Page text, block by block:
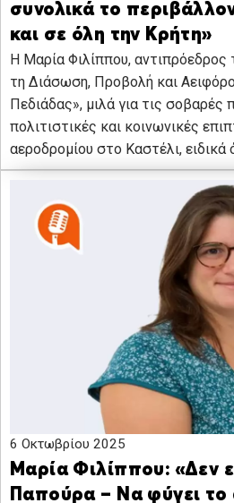
συνολικά το
και σε όλη την Κρήτη»
Η Μαρία Φιλίππου,
τη Διάσωση, Προβολή και
Πεδιάδας», μιλά για τις σοβαρές
πολιτιστικές και κοινωνικές
αεροδρομίου στο Καστέλι,
6 Οκτωβρίου 2025
Μαρία Φιλίππου: «Δεν
Παπούρα – Να φύγει το